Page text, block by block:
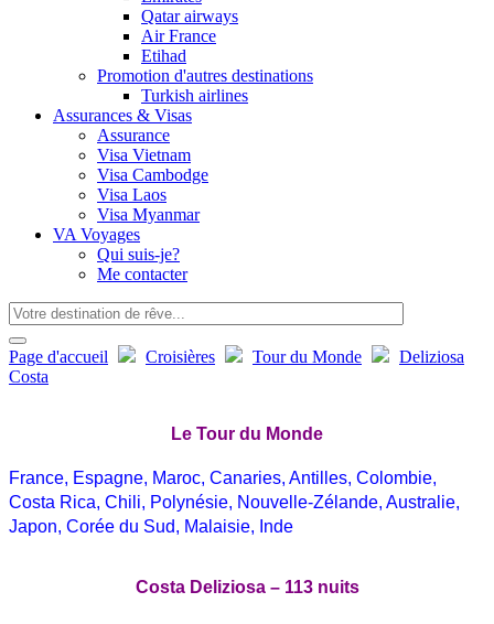
Qatar airways
Air France
Etihad
Promotion d'autres destinations
Turkish airlines
Assurances & Visas
Assurance
Visa Vietnam
Visa Cambodge
Visa Laos
Visa Myanmar
VA Voyages
Qui suis-je?
Me contacter
Page d'accueil Croisières Tour du Monde
Deliziosa
Costa
Le Tour du Monde
France, Espagne, Maroc, Canaries, Antilles, Colombie,
Costa Rica, Chili, Polynésie, Nouvelle-Zélande, Australie,
Japon, Corée du Sud, Malaisie, Inde
Costa Deliziosa – 113 nuits